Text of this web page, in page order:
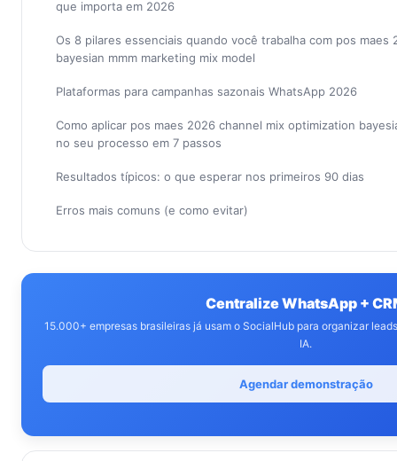
que importa em 2026
Os 8 pilares essenciais quando você trabalha com pos maes
bayesian mmm marketing mix model
Plataformas para campanhas sazonais WhatsApp 2026
Como aplicar pos maes 2026 channel mix optimization
no seu processo em 7 passos
Resultados típicos: o que esperar nos primeiros 90 dias
Erros mais comuns (e como evitar)
Centralize WhatsApp +
15.000+ empresas brasileiras já usam o SocialHub para organizar
IA.
Agendar demonstração